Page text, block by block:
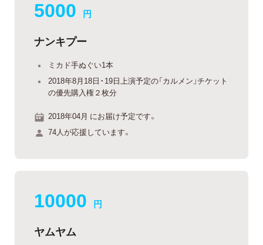
5000 円
ナンキプー
ミカド手ぬぐい1本
2018年8月18日・19日上演予定の「カルメン」チケット
の優先購入権２枚分
2018年04月 にお届け予定です。
74人が応援しています。
10000 円
ヤムヤム